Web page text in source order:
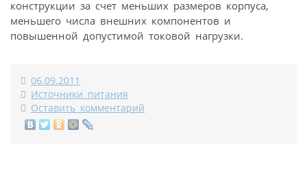
конструкции за счет меньших размеров корпуса,
меньшего числа внешних компонентов и
повышенной допустимой токовой нагрузки.
06.09.2011
Источники питания
Оставить комментарий